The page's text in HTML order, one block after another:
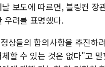
보도에 따르면, 블링컨 장
우려를 표명했다.
상들의 합의사항을 추진하
할 수 있는 것은 없다"고